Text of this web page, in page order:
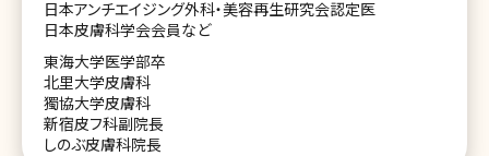
日本アンチエイジング外科・美容再生研究会認定医
日本皮膚科学会会員など
東海大学医学部卒
北里大学皮膚科
獨協大学皮膚科
新宿皮フ科副院長
しのぶ皮膚科院長